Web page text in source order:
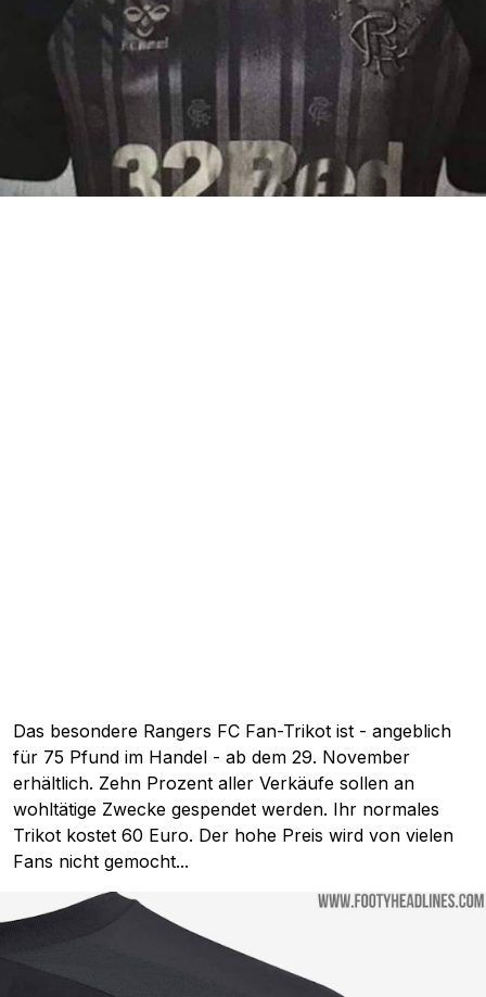
Das besondere Rangers FC Fan-Trikot ist - angeblich
für 75 Pfund im Handel - ab dem 29. November
erhältlich. Zehn Prozent aller Verkäufe sollen an
wohltätige Zwecke gespendet werden. Ihr normales
Trikot kostet 60 Euro. Der hohe Preis wird von vielen
Fans nicht gemocht...